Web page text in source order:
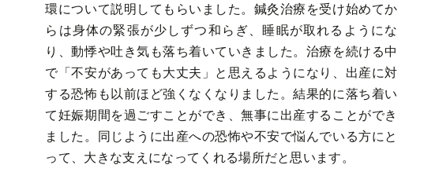
環について説明してもらいました。鍼灸治療を受け始めてか
らは身体の緊張が少しずつ和らぎ、睡眠が取れるようにな
り、動悸や吐き気も落ち着いていきました。治療を続ける中
で「不安があっても大丈夫」と思えるようになり、出産に対
する恐怖も以前ほど強くなくなりました。結果的に落ち着い
て妊娠期間を過ごすことができ、無事に出産することができ
ました。同じように出産への恐怖や不安で悩んでいる方にと
って、大きな支えになってくれる場所だと思います。